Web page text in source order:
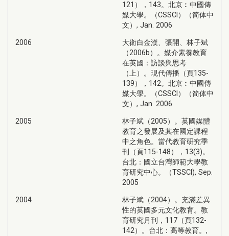
121），143。北京︰中國傳
媒大學。（CSSCI）（简体中
文）, Jan. 2006
2006
大衛白金漢、張開、林子斌
（2006b）。媒介素養教育
在英國：訪談與思考
（上）。現代傳播（頁135-
139），142。北京︰中國傳
媒大學。（CSSCI）（简体中
文）, Jan. 2006
2005
林子斌（2005）。英國媒體
教育之發展及其在國定課程
中之角色。當代教育研究季
刊（頁115-148），13(3)。
台北：國立台灣師範大學教
育研究中心。（TSSCI), Sep.
2005
2004
林子斌（2004）。充滿差異
性的英國多元文化教育。教
育研究月刊，117（頁132-
142）。台北：高等教育。,